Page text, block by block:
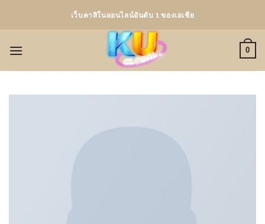
เว็บคาสิโนออนไลน์อันดับ 1 ของเอเชีย
0